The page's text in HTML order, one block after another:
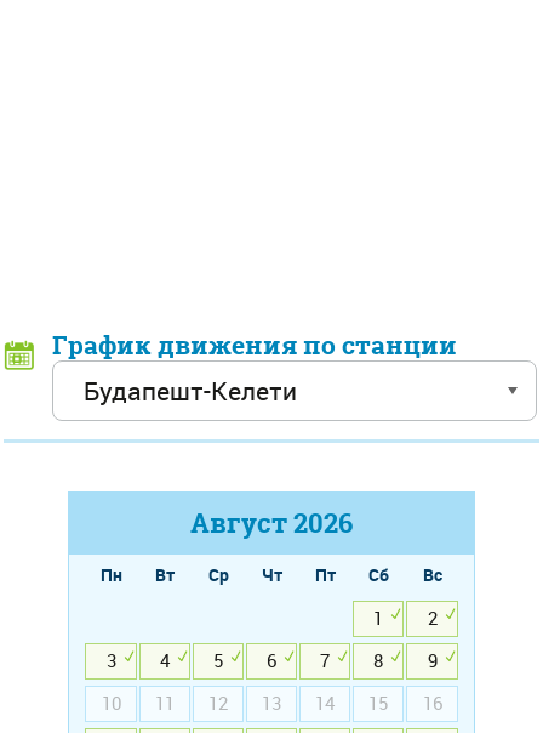
График движения по станции
Август2026
Пн Вт Ср Чт Пт Сб
Вс
1
2
3
4 5 6 7 8
9
10
11 12 13 14 15
16